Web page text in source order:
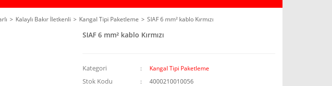
Kalaylı Bakır İletkenli Kangal Tipi Paketleme SIAF 6 mm² kablo Kırmızı
SIAF 6 mm² kablo Kırmızı
Kategori Kangal Tipi Paketleme
Stok Kodu 4000210010056